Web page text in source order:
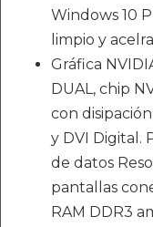
Windows 10
limpio y
Gráfica
DUAL, chip
con
y DVI Digital.
de datos
pantallas
RAM DDR3